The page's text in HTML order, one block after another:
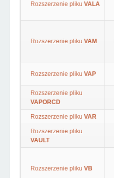
Rozszerzenie pliku VALA
Rozszerzenie pliku VAM
Rozszerzenie pliku VAP
Rozszerzenie pliku
VAPORCD
Rozszerzenie pliku VAR
Rozszerzenie pliku
VAULT
Rozszerzenie pliku VB